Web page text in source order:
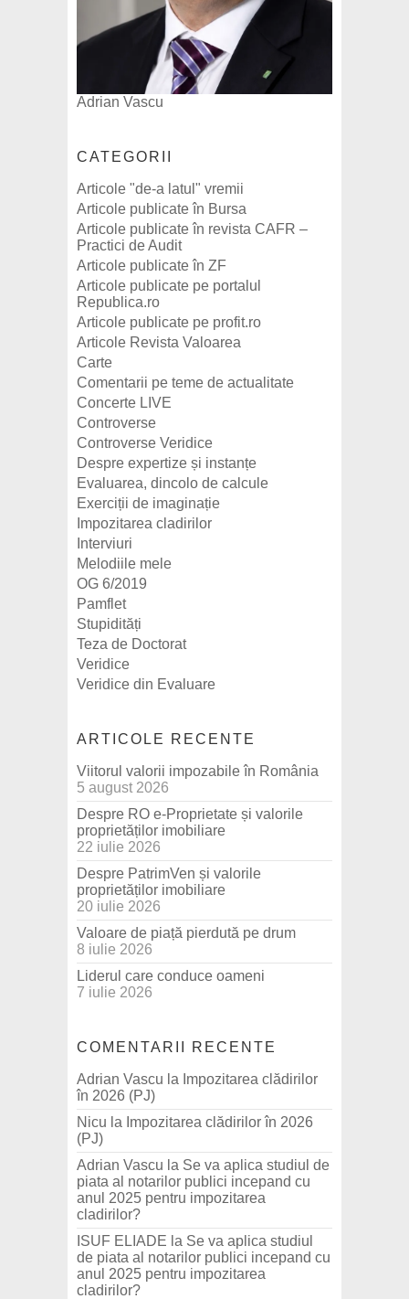
Adrian Vascu
CATEGORII
Articole "de-a latul" vremii
Articole publicate în Bursa
Articole publicate în revista CAFR –
Practici de Audit
Articole publicate în ZF
Articole publicate pe portalul
Republica.ro
Articole publicate pe profit.ro
Articole Revista Valoarea
Carte
Comentarii pe teme de actualitate
Concerte LIVE
Controverse
Controverse Veridice
Despre expertize și instanțe
Evaluarea, dincolo de calcule
Exerciții de imaginație
Impozitarea cladirilor
Interviuri
Melodiile mele
OG 6/2019
Pamflet
Stupidități
Teza de Doctorat
Veridice
Veridice din Evaluare
ARTICOLE RECENTE
Viitorul valorii impozabile în România
5 august 2026
Despre RO e-Proprietate și valorile
proprietăților imobiliare
22 iulie 2026
Despre PatrimVen și valorile
proprietăților imobiliare
20 iulie 2026
Valoare de piață pierdută pe drum
8 iulie 2026
Liderul care conduce oameni
7 iulie 2026
COMENTARII RECENTE
Adrian Vascu la Impozitarea clădirilor
în 2026 (PJ)
Nicu la Impozitarea clădirilor în 2026
(PJ)
Adrian Vascu la Se va aplica studiul de
piata al notarilor publici incepand cu
anul 2025 pentru impozitarea
cladirilor?
ISUF ELIADE la Se va aplica studiul
de piata al notarilor publici incepand cu
anul 2025 pentru impozitarea
cladirilor?